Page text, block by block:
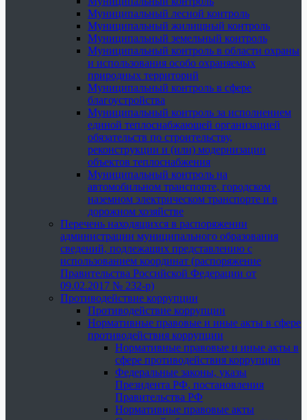
Муниципальный лесной контроль
Муниципальный жилищный контроль
Муниципальный земельный контроль
Муниципальный контроль в области охраны
и использования особо охраняемых
природных территорий
Муниципальный контроль в сфере
благоустройства
Муниципальный контроль за исполнением
единой теплоснабжающей организацией
обязательств по строительству,
реконструкции и (или) модернизации
объектов теплоснабжения
Муниципальный контроль на
автомобильном транспорте, городском
наземном электрическом транспорте и в
дорожном хозяйстве
Перечень находящихся в распоряжении
администрации муниципального образования
сведений, подлежащих представлению с
использованием координат (распоряжение
Правительства Российской Федерации от
09.02.2017 № 232-р)
Противодействие коррупции
Противодействие коррупции
Нормативные правовые и иные акты в сфере
противодействия коррупции
Нормативные правовые и иные акты в
сфере противодействия коррупции
Федеральные законы, указы
Президента РФ, постановления
Правительства РФ
Нормативные правовые акты